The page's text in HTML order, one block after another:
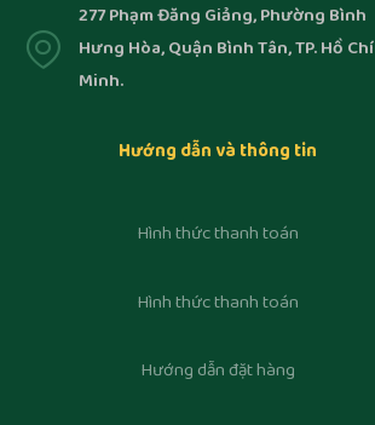
277 Phạm Đăng Giảng, Phường Bình
Hưng Hòa, Quận Bình Tân, TP. Hồ Chí
Minh.
Hướng dẫn và thông tin
Hình thức thanh toán
Hình thức thanh toán
Hướng dẫn đặt hàng